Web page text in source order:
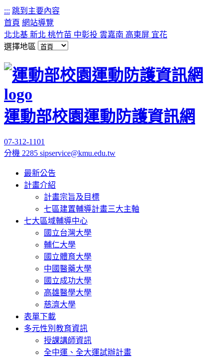
::: 跳到主要內容
首頁 網站導覽
北北基 新北 桃竹苗 中彰投 雲嘉南 高東屏 宜花
選擇地區
運動部校園運動防護資訊網
07-312-1101
分機 2285 sipservice@kmu.edu.tw
最新公告
計畫介紹
計畫宗旨及目標
七區建置輔導計畫三大主軸
七大區域輔導中心
國立台灣大學
輔仁大學
國立體育大學
中國醫藥大學
國立成功大學
高雄醫學大學
慈濟大學
表單下載
多元性別教育資訊
授課講師資訊
全中運、全大運試辦計畫